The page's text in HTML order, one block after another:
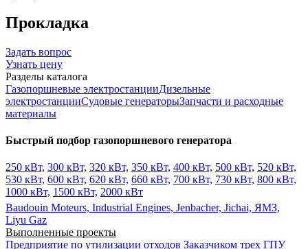
Прокладка
Задать вопрос
Узнать цену
Разделы каталога
Газопоршневые электростанцииДизельные
электростанцииСудовые генераторыЗапчасти и расходные
материалы
Быстрый подбор газопоршневого генератора
250 кВт, 300 кВт, 320 кВт, 350 кВт, 400 кВт, 500 кВт, 520 кВт,
530 кВт, 600 кВт, 620 кВт, 660 кВт, 700 кВт, 730 кВт, 800 кВт,
1000 кВт, 1500 кВт, 2000 кВт
Baudouin Moteurs, Industrial Engines, Jenbacher, Jichai, ЯМЗ,
Liyu Gaz
Выполненные проекты
Предприятие по утилизации отходов Заказчиком трех ГПУ